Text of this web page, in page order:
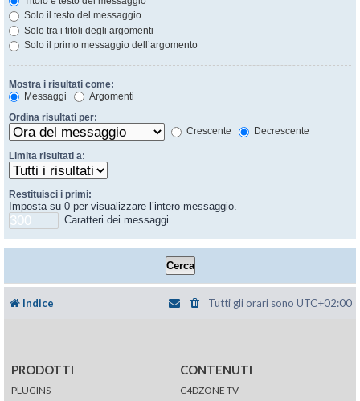
Solo il testo del messaggio
Solo tra i titoli degli argomenti
Solo il primo messaggio dell’argomento
Mostra i risultati come:
Messaggi
Argomenti
Ordina risultati per:
Crescente
Decrescente
Limita risultati a:
Restituisci i primi:
Imposta su 0 per visualizzare l’intero messaggio.
Caratteri dei messaggi
Indice Tutti gli orari sono UTC+02:00
PRODOTTI
PLUGINS
CONTENUTI
C4DZONE TV